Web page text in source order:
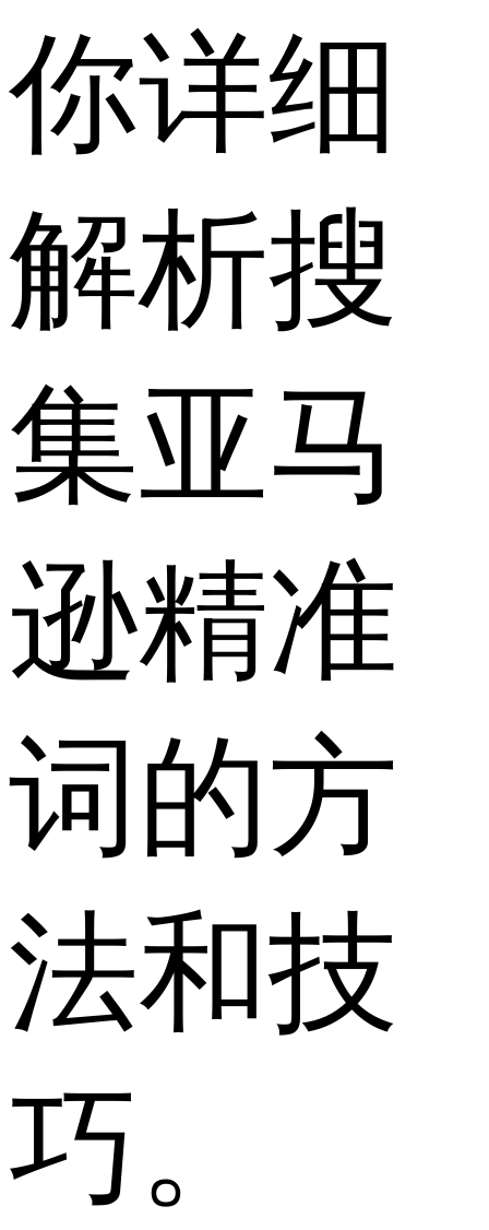
你详细
解析搜
集亚马
逊精准
词的方
法和技
巧。